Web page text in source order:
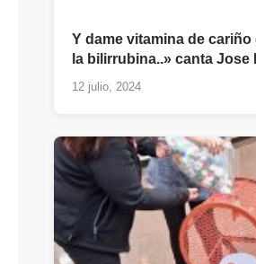
Y dame vitamina de
la bilirrubina..» canta Jose
12 julio, 2024